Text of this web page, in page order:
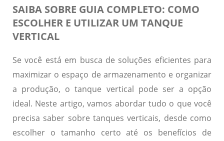
SAIBA SOBRE GUIA COMPLETO: COMO
ESCOLHER E UTILIZAR UM TANQUE
VERTICAL
Se você está em busca de soluções eficientes para
maximizar o espaço de armazenamento e organizar
a produção, o tanque vertical pode ser a opção
ideal. Neste artigo, vamos abordar tudo o que você
precisa saber sobre tanques verticais, desde como
escolher o tamanho certo até os benefícios de